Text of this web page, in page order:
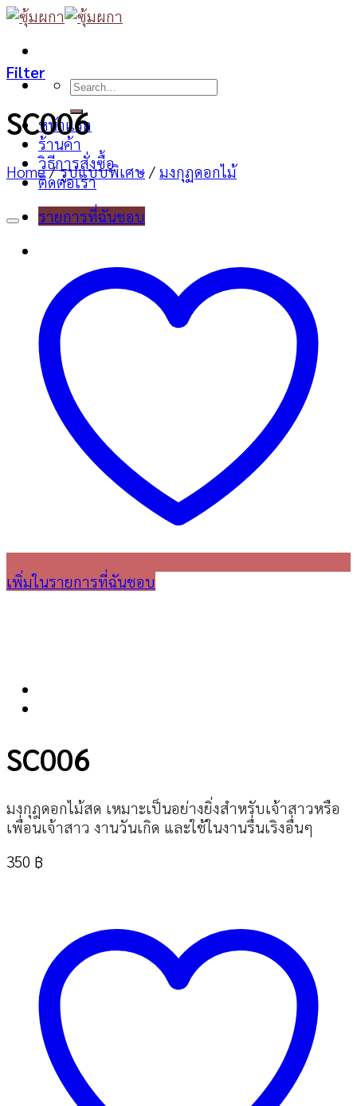
Skip
content
Search
หน้าแรก
ร้านค้า
วิธีการสั่งซื้อ
ติดต่อเรา
รายการที่ฉันชอบ
Filter
SC006
Home / รูปแบบพิเศษ / มงกุฏดอกไม้
เพิ่มในรายการที่ฉันชอบ
SC006
มงกุฎดอกไม้สด เหมาะเป็นอย่างยิ่งสำหรับเจ้าสาวหรือ
เพื่อนเจ้าสาว งานวันเกิด และใช้ในงานรื่นเริงอื่นๆ
350 ฿